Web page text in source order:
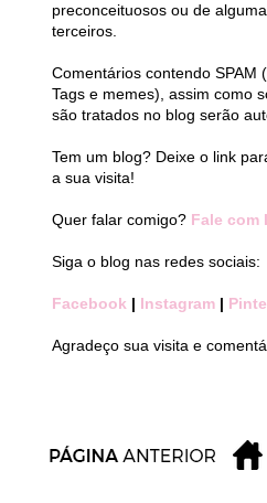
preconceituosos ou de
terceiros.
Comentários contendo SPAM
Tags e memes), assim como
são tratados no blog serão
Tem um blog? Deixe o link
a sua visita!
Quer falar comigo? Fale com
Siga o blog nas redes sociais:
Facebook | Instagram |
Agradeço sua visita e